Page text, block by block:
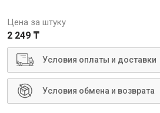
Цена за штуку
2 249 ₸
Условия оплаты и доставки
Условия обмена и возврата
Анкеры
Монтажные ленты
Канаты, шнуры